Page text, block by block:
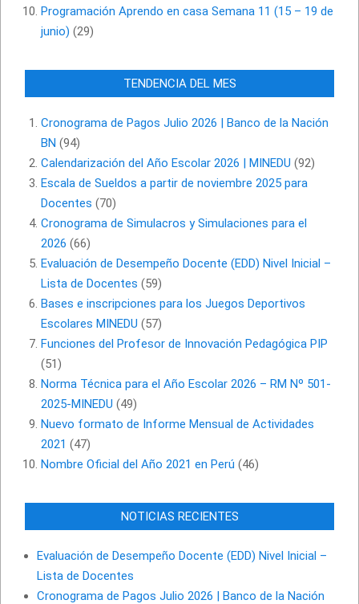
Programación Aprendo en casa Semana 11 (15 – 19 de
junio) (29)
TENDENCIA DEL MES
Cronograma de Pagos Julio 2026 | Banco de la Nación
BN (94)
Calendarización del Año Escolar 2026 | MINEDU (92)
Escala de Sueldos a partir de noviembre 2025 para
Docentes (70)
Cronograma de Simulacros y Simulaciones para el
2026 (66)
Evaluación de Desempeño Docente (EDD) Nivel Inicial –
Lista de Docentes (59)
Bases e inscripciones para los Juegos Deportivos
Escolares MINEDU (57)
Funciones del Profesor de Innovación Pedagógica PIP
(51)
Norma Técnica para el Año Escolar 2026 – RM Nº 501-
2025-MINEDU (49)
Nuevo formato de Informe Mensual de Actividades
2021 (47)
Nombre Oficial del Año 2021 en Perú (46)
NOTICIAS RECIENTES
Evaluación de Desempeño Docente (EDD) Nivel Inicial –
Lista de Docentes
Cronograma de Pagos Julio 2026 | Banco de la Nación